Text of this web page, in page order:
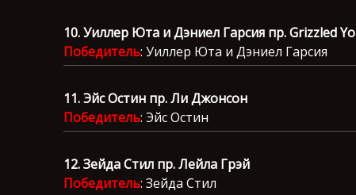
10. Уиллер Юта и Дэниел Гарсия пр. Grizzled
Победитель: Уиллер Юта и Дэниел Гарсия
11. Эйс Остин пр. Ли Джонсон
Победитель: Эйс Остин
12. Зейда Стил пр. Лейла Грэй
Победитель: Зейда Стил